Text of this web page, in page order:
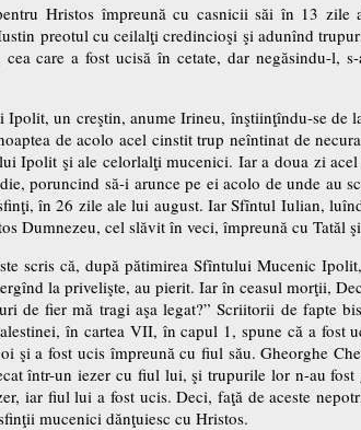
Hristos împreună cu casnicii săi în 13
preotul cu ceilalţi credincioşi şi adunînd
care a fost ucisă în cetate, dar negăsindu-l,
un creştin, anume Irineu, înştiinţîndu-se de
de acolo acel cinstit trup neîntinat de
Ipolit şi ale celorlalţi mucenici. Iar a doua zi
poruncind să-i arunce pe ei acolo de unde au
în 26 zile ale lui august. Iar Sfîntul Iulian,
Dumnezeu, cel slăvit în veci, împreună cu Tatăl
scris că, după pătimirea Sfîntului Mucenic
la privelişte, au pierit. Iar în ceasul morţii,
de fier mă tragi aşa legat?” Scriitorii de fapte
în cartea VII, în capul 1, spune că a
şi a fost ucis împreună cu fiul său. Gheorghe
într-un iezer cu fiul lui, şi trupurile lor n-au fost
iar fiul lui a fost ucis. Deci, faţă de aceste
mucenici dănţuiesc cu Hristos.